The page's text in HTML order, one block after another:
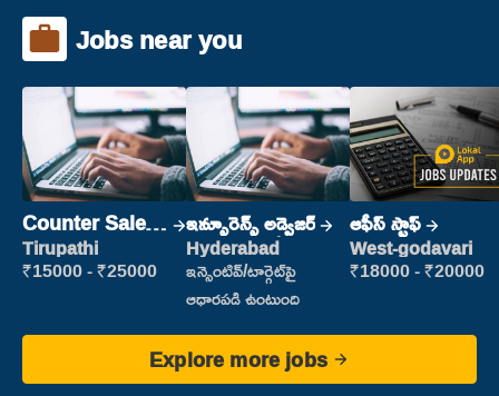
Jobs near you
Counter Sales
Executive
(Retail Sales)
Tirupathi
₹15000 - ₹25000
ఇన్సూరెన్స్ అడ్వైజర్
Hyderabad
ఇన్సెంటివ్/టార్గెట్‌పై
ఆధారపడి ఉంటుంది
ఆఫీస్ స్టాఫ్
West-godavari
₹18000 - ₹20000
Explore more jobs